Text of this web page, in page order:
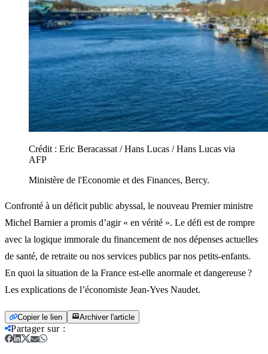
Crédit : Eric Beracassat / Hans Lucas / Hans Lucas via
AFP
Ministère de l'Economie et des Finances, Bercy.
Confronté à un déficit public abyssal, le nouveau Premier ministre
Michel Barnier a promis d’agir « en vérité ». Le défi est de rompre
avec la logique immorale du financement de nos dépenses actuelles
de santé, de retraite ou nos services publics par nos petits-enfants.
En quoi la situation de la France est-elle anormale et dangereuse ?
Les explications de l’économiste Jean-Yves Naudet.
Copier le lien Archiver l'article
Partager sur: